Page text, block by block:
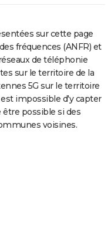
sur cette page
fréquences (ANFR) et
de téléphonie
sur le territoire de la
5G sur le territoire
impossible d'y capter
être possible si des
voisines.